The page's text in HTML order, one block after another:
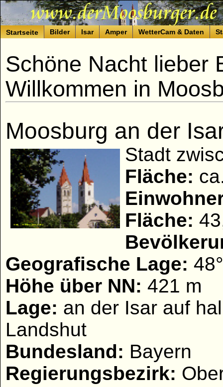
Startseite Bilder Isar Amper WetterCam & Daten
Schöne Nacht lieber
Willkommen in
Moosburg an der
Stadt
Fläche:
Fläche:
Geografische Lage:
Höhe über NN: 421 m
Lage: an der Isar auf
Landshut
Bundesland: Bayern
Regierungsbezirk: